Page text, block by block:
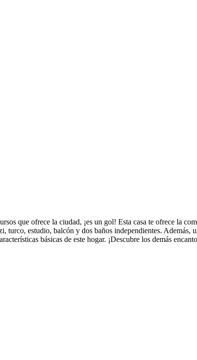
que ofrece la ciudad, ¡es un gol! Esta casa te ofrece la
estudio, balcón y dos baños independientes. Además,
básicas de este hogar. ¡Descubre los demás